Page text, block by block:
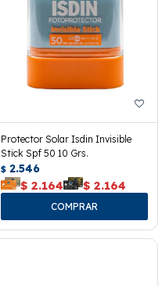
Protector Solar Isdin Invisible
Stick Spf 50 10 Grs.
$ 2.546
$ 2.164 $ 2.164